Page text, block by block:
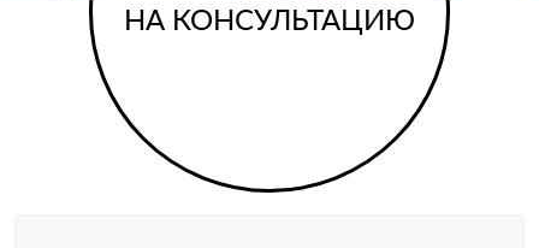
НА КОНСУЛЬТАЦИЮ